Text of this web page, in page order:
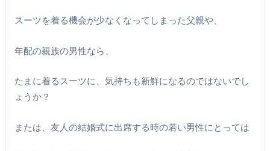
スーツを着る機会が少なくなってしまった父親や、
年配の親族の男性なら、
たまに着るスーツに、気持ちも新鮮になるのではないでし
ょうか？
または、友人の結婚式に出席する時の若い男性にとっては